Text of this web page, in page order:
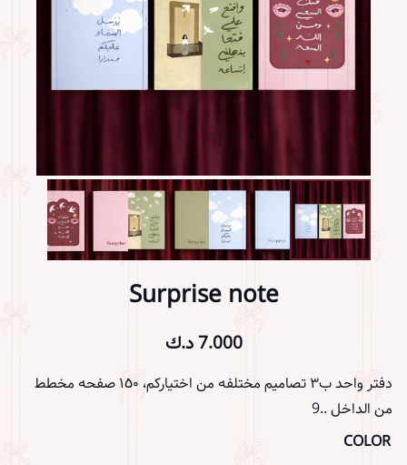
Surprise note
7.000د.ك
دفتر واحد ب٣ تصاميم مختلفه من اختياركم، ١٥٠ صفحه مخطط
من الداخل ..9
COLOR